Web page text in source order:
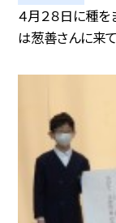
４月２８日に種
は葱善さんに来